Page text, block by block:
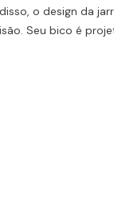
o design da
Seu bico é